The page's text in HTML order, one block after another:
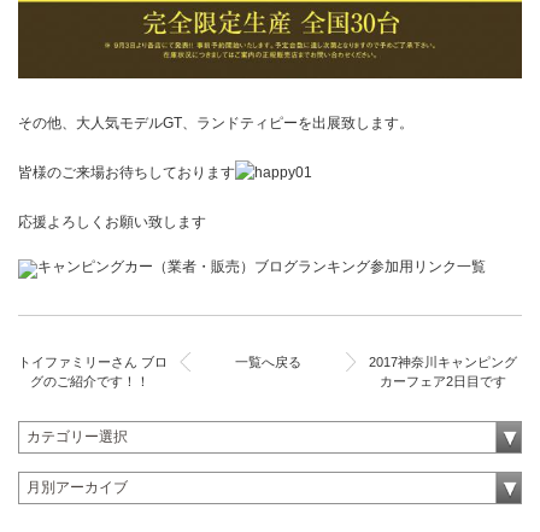
その他、大人気モデルGT、ランドティピーを出展致します。
皆様のご来場お待ちしております
応援よろしくお願い致します
トイファミリーさん ブロ
グのご紹介です！！
一覧へ戻る
2017神奈川キャンピング
カーフェア2日目です